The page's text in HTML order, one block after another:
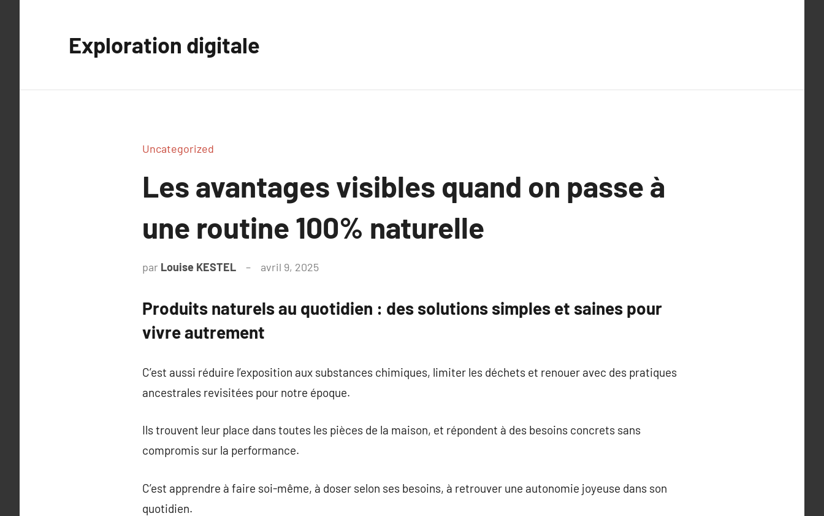
Exploration digitale
Uncategorized
Les avantages visibles quand on passe à
une routine 100% naturelle
par Louise KESTEL avril 9, 2025
Produits naturels au quotidien : des solutions simples et saines pour
vivre autrement
C’est aussi réduire l’exposition aux substances chimiques, limiter les déchets et renouer avec des pratiques
ancestrales revisitées pour notre époque.
Ils trouvent leur place dans toutes les pièces de la maison, et répondent à des besoins concrets sans
compromis sur la performance.
C’est apprendre à faire soi-même, à doser selon ses besoins, à retrouver une autonomie joyeuse dans son
quotidien.